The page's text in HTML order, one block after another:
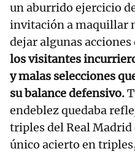
un aburrido ejercicio
invitación a maquillar
dejar algunas acciones
los visitantes
y malas selecciones
su balance defensivo.
endeblez quedaba
triples del Real Madrid
único acierto en